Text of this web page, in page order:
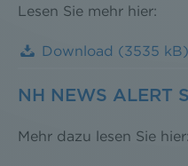
Lesen Sie mehr hier:
Download (3535 kB)
NH NEWS ALERT
Mehr dazu lesen Sie hier: